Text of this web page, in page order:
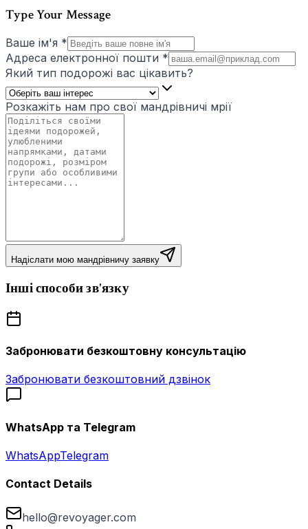
Type Your Message
Ваше ім'я *
Адреса електронної пошти *
Який тип подорожі вас цікавить?
Розкажіть нам про свої мандрівничі мрії
Надіслати мою мандрівничу заявку
Інші способи зв'язку
Забронювати безкоштовну консультацію
Забронювати безкоштовний дзвінок
WhatsApp та Telegram
WhatsAppTelegram
Contact Details
hello@revoyager.com